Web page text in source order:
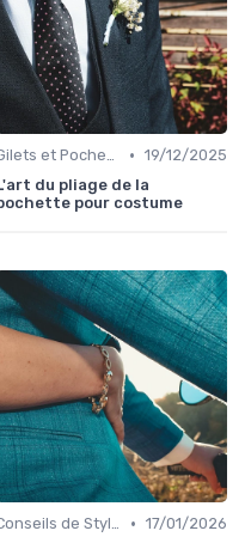
Gilets et Pochettes • 19/12/2025
du pliage de la
pour costume
Conseils de Style et d'Accessoires • 17/01/2026